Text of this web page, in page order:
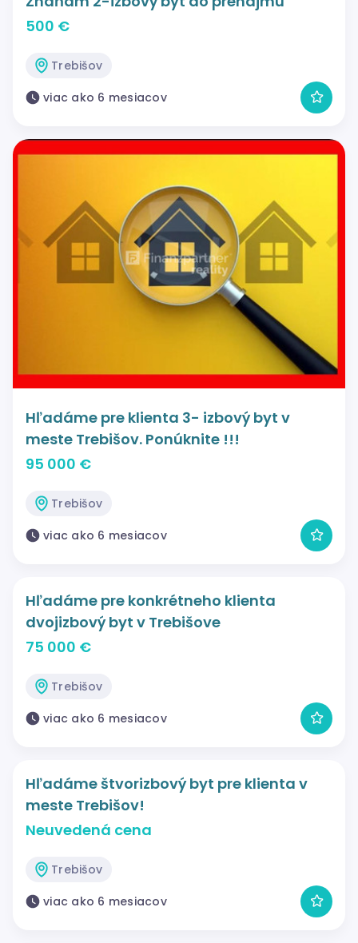
500 €
Trebišov
viac ako 6 mesiacov
Hľadáme pre klienta 3- izbový byt v
meste Trebišov. Ponúknite !!!
95 000 €
Trebišov
viac ako 6 mesiacov
Hľadáme pre konkrétneho klienta
dvojizbový byt v Trebišove
75 000 €
Trebišov
viac ako 6 mesiacov
Hľadáme štvorizbový byt pre klienta v
meste Trebišov!
Neuvedená cena
Trebišov
viac ako 6 mesiacov